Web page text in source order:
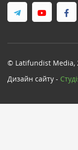
© Latifundist Media,
Дизайн сайту -